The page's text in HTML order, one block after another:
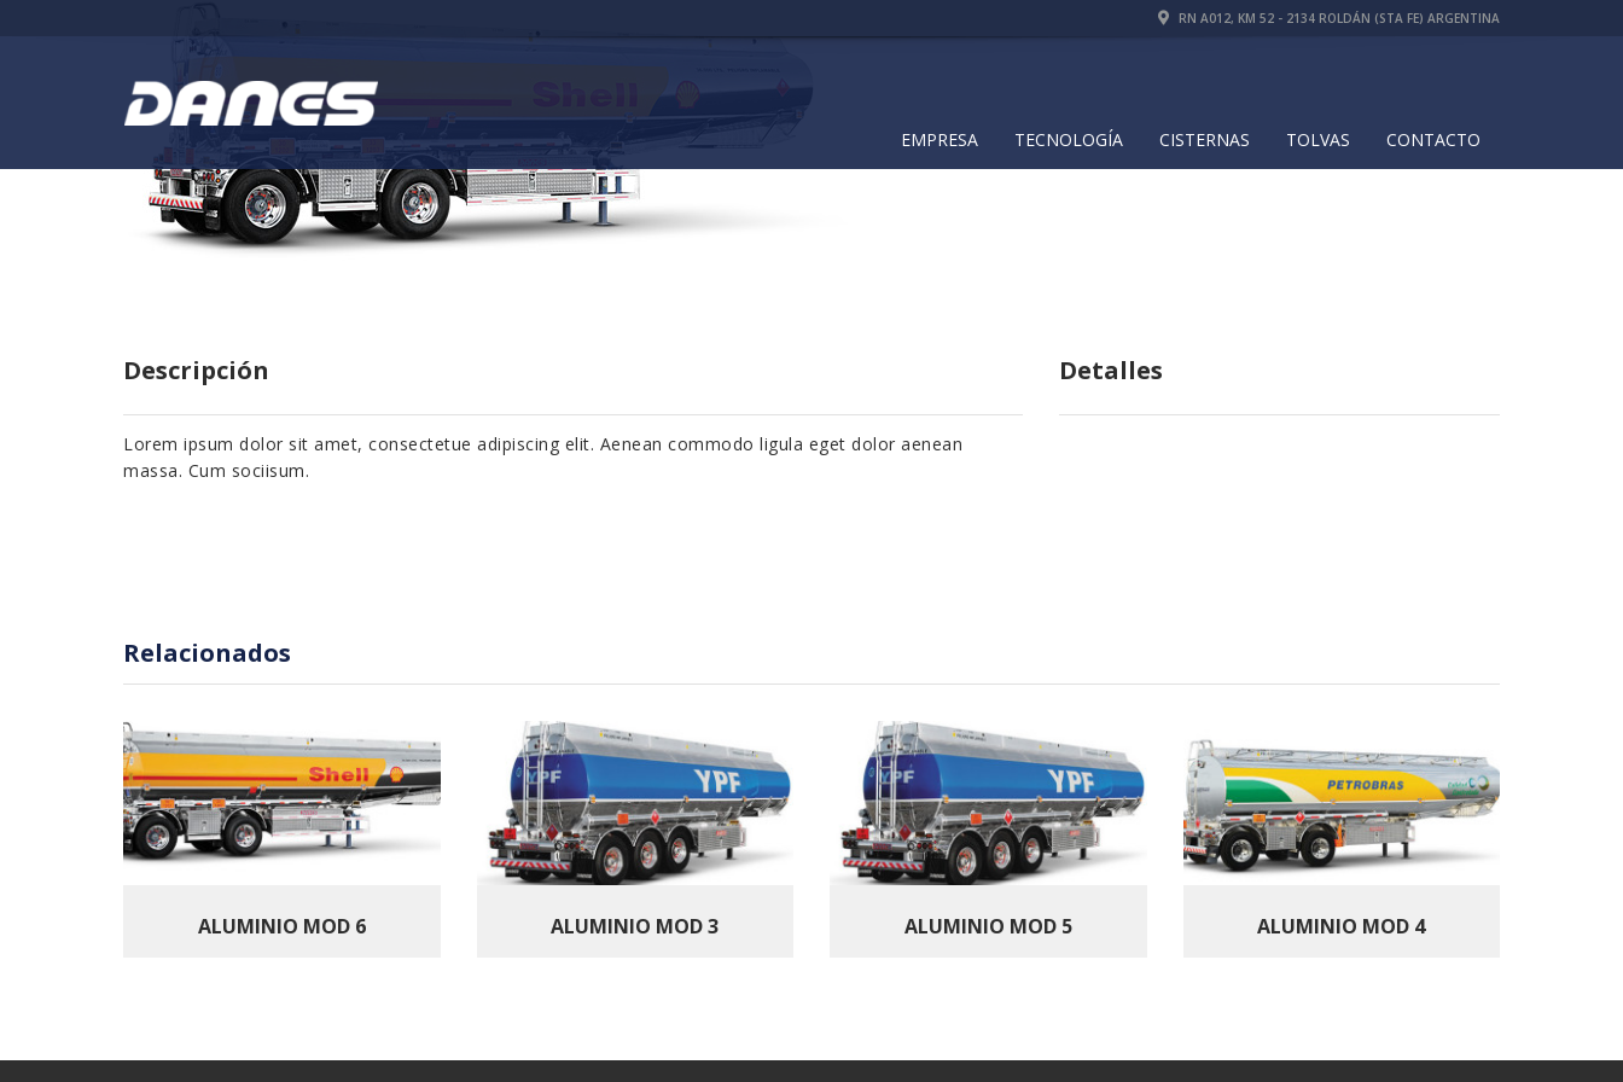
RN A012, KM 52 - 2134 ROLDÁN (STA FE) ARGENTINA
EMPRESA TECNOLOGÍA CISTERNAS TOLVAS CONTACTO
Descripción
Lorem ipsum dolor sit amet, consectetue adipiscing elit. Aenean commodo ligula eget dolor aenean
massa. Cum sociisum.
Detalles
Relacionados
ALUMINIO MOD 6 ALUMINIO MOD 3 ALUMINIO MOD 5 ALUMINIO MOD 4